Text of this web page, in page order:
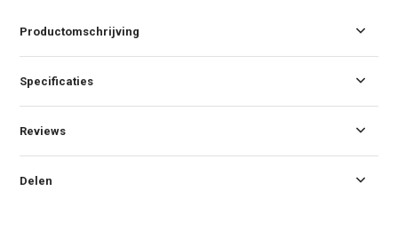
Productomschrijving
Specificaties
Reviews
Delen